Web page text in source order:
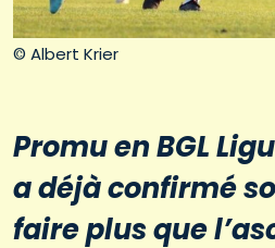
© Albert Krier
Promu en BGL
a déjà confirmé
faire plus que